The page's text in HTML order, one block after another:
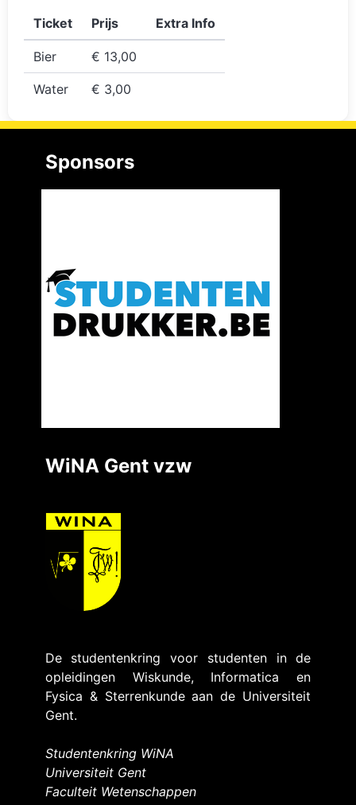
Ticket Prijs Extra Info
Bier € 13,00
Water € 3,00
Sponsors
WiNA Gent vzw
De studentenkring voor studenten in de
opleidingen Wiskunde, Informatica en
Fysica & Sterrenkunde aan de Universiteit
Gent.
Studentenkring WiNA
Universiteit Gent
Faculteit Wetenschappen